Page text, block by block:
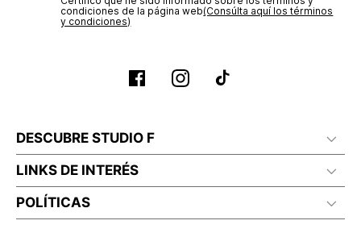
condiciones de la página web‎(Consúlta aquí los términos
y condiciones)
DESCUBRE STUDIO F
LINKS DE INTERÉS
POLÍTICAS